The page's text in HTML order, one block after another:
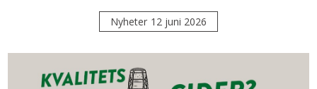
Nyheter 12 juni 2026